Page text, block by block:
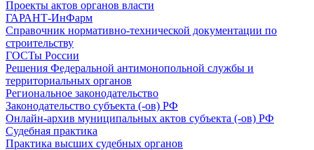
Проекты актов органов власти
ГАРАНТ-ИнФарм
Справочник нормативно-технической документации по
строительству
ГОСТы России
Решения Федеральной антимонопольной службы и
территориальных органов
Региональное законодательство
Законодательство субъекта (-ов) РФ
Онлайн-архив муниципальных актов субъекта (-ов) РФ
Судебная практика
Практика высших судебных органов